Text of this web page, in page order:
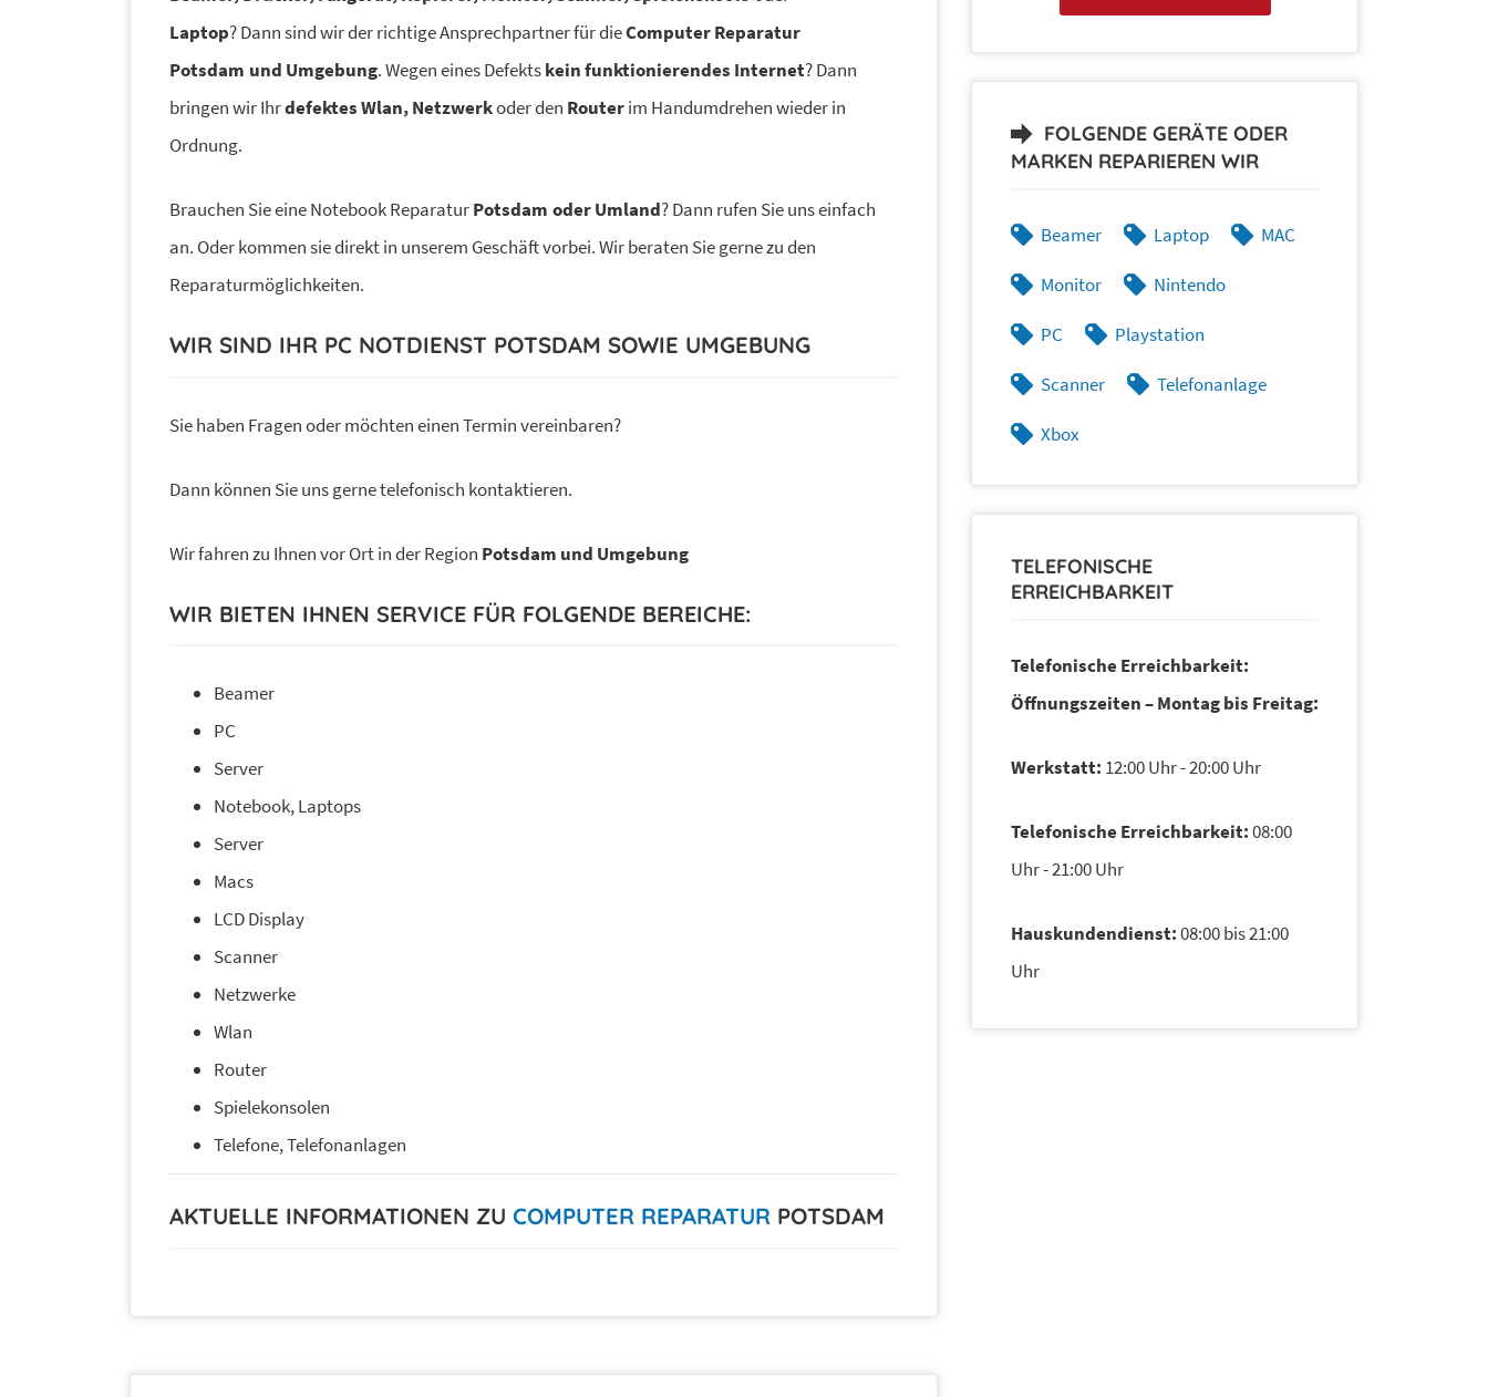
Laptop? Dann sind wir der richtige Ansprechpartner für dieComputer Reparatur
Potsdam und Umgebung. Wegen eines Defektskein funktionierendes Internet? Dann
bringen wir Ihrdefektes Wlan, Netzwerkoder den Routerim Handumdrehen wieder in
Ordnung.
Brauchen Sie eine Notebook ReparaturPotsdam oder Umland? Dann rufen Sie uns einfach
an. Oder kommen sie direkt in unserem Geschäft vorbei. Wir beraten Sie gerne zu den
Reparaturmöglichkeiten.
WIR SIND IHR PC NOTDIENST POTSDAM SOWIE UMGEBUNG
Sie haben Fragen oder möchten einen Termin vereinbaren?
Dann können Sie uns gerne telefonisch kontaktieren.
Wir fahren zu Ihnen vor Ort in der Region Potsdam und Umgebung
WIR BIETEN IHNEN SERVICE FÜR FOLGENDE BEREICHE:
Beamer
PC
Server
Notebook, Laptops
Server
Macs
LCD Display
Scanner
Netzwerke
Wlan
Router
Spielekonsolen
Telefone, Telefonanlagen
AKTUELLE INFORMATIONEN ZU COMPUTER REPARATUR POTSDAM
FOLGENDE GERÄTE ODER
MARKEN REPARIEREN WIR
Beamer Laptop MAC
Monitor Nintendo
PC Playstation
Scanner Telefonanlage
Xbox
TELEFONISCHE
ERREICHBARKEIT
Telefonische Erreichbarkeit:
Öffnungszeiten – Montag bis Freitag:
Werkstatt: 12:00 Uhr - 20:00 Uhr
Telefonische Erreichbarkeit:08:00
Uhr - 21:00 Uhr
Hauskundendienst:08:00 bis 21:00
Uhr